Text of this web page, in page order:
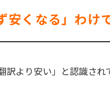
安くなる」わけ
訳より安い」と認識さ